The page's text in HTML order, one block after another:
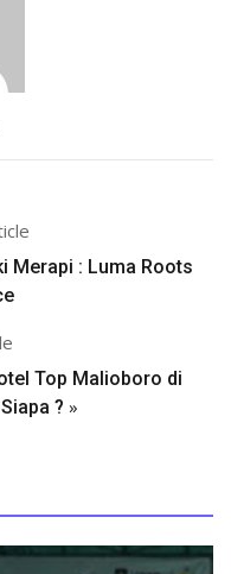
Merapi : Luma Roots
Top Malioboro di
? »